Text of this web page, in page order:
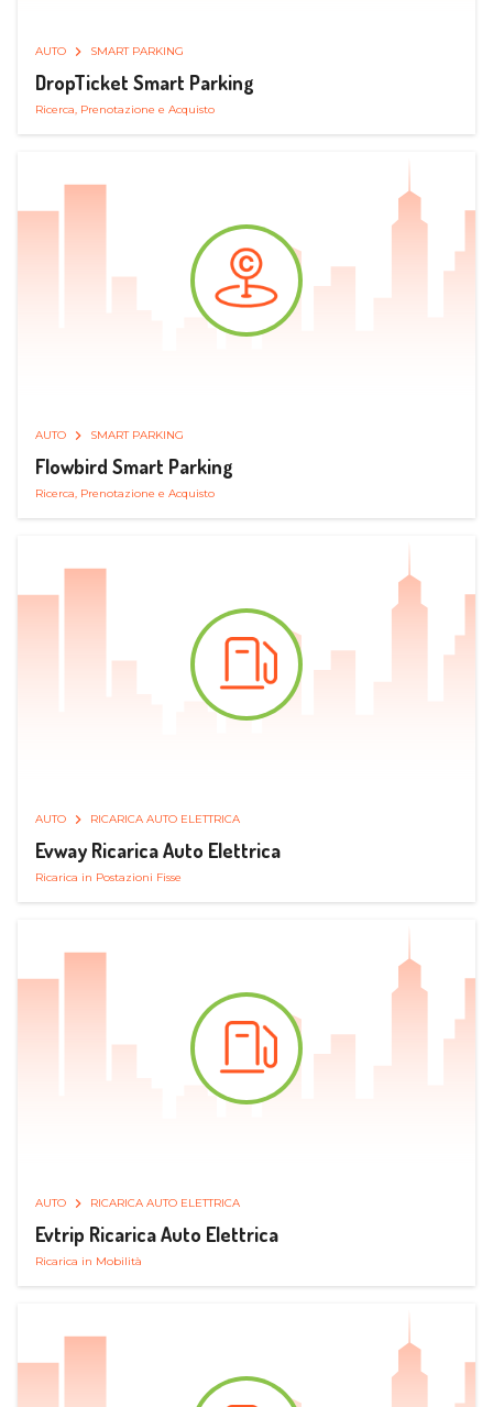
AUTO SMART PARKING
DropTicket Smart Parking
Ricerca, Prenotazione e Acquisto
AUTO SMART PARKING
Flowbird Smart Parking
Ricerca, Prenotazione e Acquisto
AUTO RICARICA AUTO ELETTRICA
Evway Ricarica Auto Elettrica
Ricarica in Postazioni Fisse
AUTO RICARICA AUTO ELETTRICA
Evtrip Ricarica Auto Elettrica
Ricarica in Mobilità